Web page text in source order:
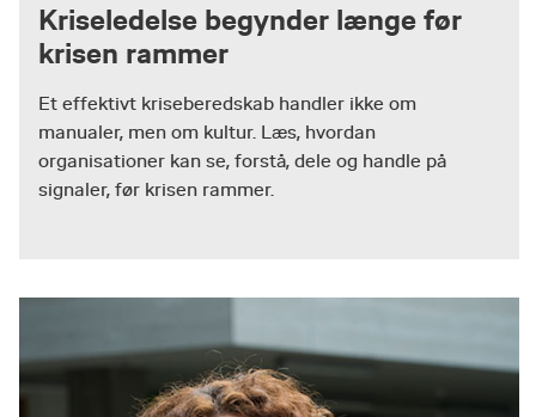
Kriseledelse begynder længe før
krisen rammer
Et effektivt kriseberedskab handler ikke om
manualer, men om kultur. Læs, hvordan
organisationer kan se, forstå, dele og handle på
signaler, før krisen rammer.